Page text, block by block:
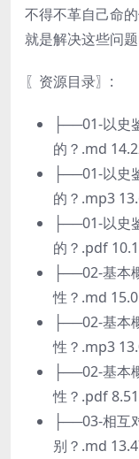
不得不革自己命
就是解决这些问题
〖资源目录〗:
├──01-以史
的？.md
├──01-以史
的？.mp3
├──01-以史
的？.pdf
├──02-基本
性？.md
├──02-基本
性？.mp3
├──02-基本
性？.pdf
├──03-相互
别？.md